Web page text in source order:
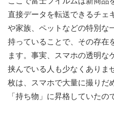
直接データを転送できるチェ
や家族、ペットなどの特別な
持っていることで、その存在
ます。事実、スマホの透明な
挟んでいる人も少なくありま
枚は、スマホで大量に撮りだ
「持ち物」に昇格していたの